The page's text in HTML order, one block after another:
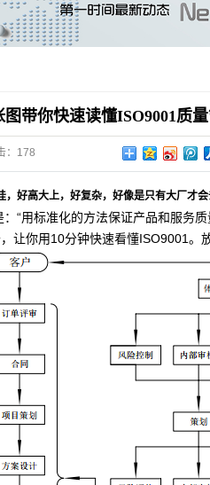
图带你快速读懂ISO9001质
： 178
好高大上，好复杂，好像是只有大厂才
“用标准化的方法保证产品和服务
让你用10分钟快速看懂ISO9001